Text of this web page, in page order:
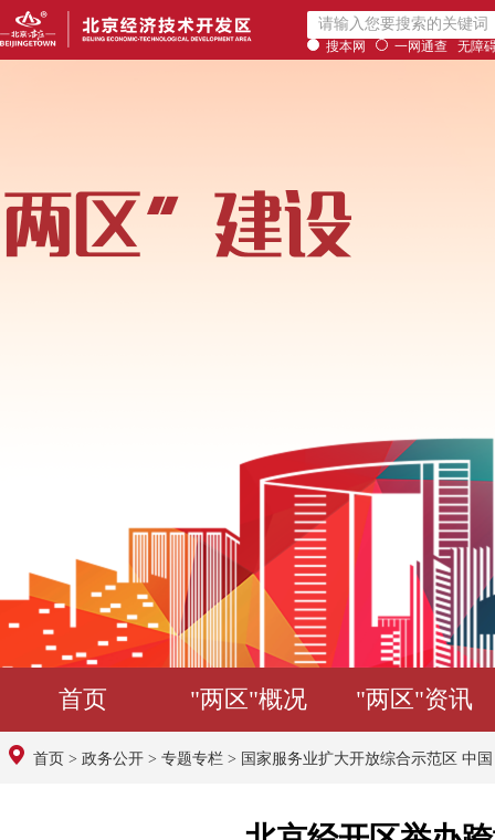
搜本网 一网通查 无障
首页 "两区"概况 "两区"资讯
首页 > 政务公开 > 专题专栏 > 国家服务业扩大开放综合示范区 中